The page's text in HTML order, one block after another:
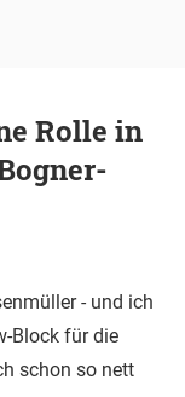
Rolle in
- und ich
Block für die
schon so nett